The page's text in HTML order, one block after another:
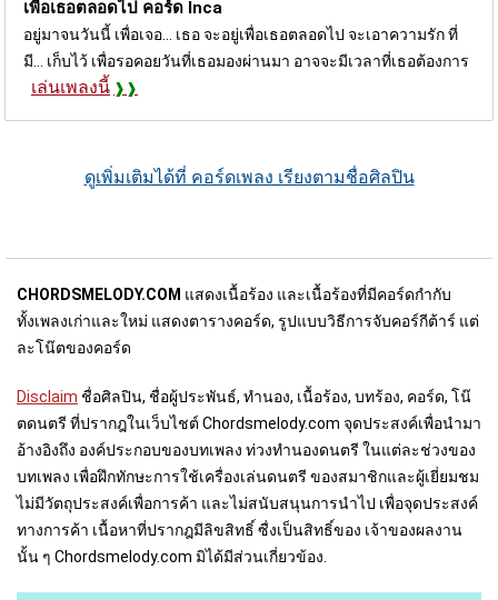
เพื่อเธอตลอดไป คอร์ด Inca
อยู่มาจนวันนี้ เพื่อเจอ... เธอ จะอยู่เพื่อเธอตลอดไป จะเอาความรัก ที่
มี... เก็บไว้ เพื่อรอคอยวันที่เธอมองผ่านมา อาจจะมีเวลาที่เธอต้องการ
เล่นเพลงนี้
ดูเพิ่มเติมได้ที่ คอร์ดเพลง เรียงตามชื่อศิลปิน
CHORDSMELODY.COM แสดงเนื้อร้อง และเนื้อร้องที่มีคอร์ดกำกับ
ทั้งเพลงเก่าและใหม่ แสดงตารางคอร์ด, รูปแบบวิธีการจับคอร์กีต้าร์ แต่
ละโน๊ตของคอร์ด
Disclaim ชื่อศิลปิน, ชื่อผู้ประพันธ์, ทำนอง, เนื้อร้อง, บทร้อง, คอร์ด, โน๊
ตดนตรี ที่ปรากฎในเว็บไชต์ Chordsmelody.com จุดประสงค์เพื่อนำมา
อ้างอิงถึง องค์ประกอบของบทเพลง ท่วงทำนองดนตรี ในแต่ละช่วงของ
บทเพลง เพื่อฝึกทักษะการใช้เครื่องเล่นดนตรี ของสมาชิกและผู้เยี่ยมชม
ไม่มีวัตถุประสงค์เพื่อการค้า และไม่สนับสนุนการนำไป เพื่อจุดประสงค์
ทางการค้า เนื้อหาที่ปรากฎมีลิขสิทธิ์ ซื่งเป็นสิทธิ์ของ เจ้าของผลงาน
นั้น ๆ Chordsmelody.com มิได้มีส่วนเกี่ยวข้อง.